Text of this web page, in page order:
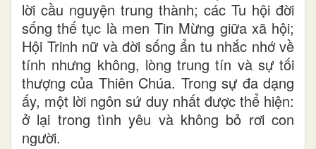
lời cầu nguyện trung thành; các Tu hội đời
sống thế tục là men Tin Mừng giữa xã hội;
Hội Trinh nữ và đời sống ẩn tu nhắc nhớ về
tính nhưng không, lòng trung tín và sự tối
thượng của Thiên Chúa. Trong sự đa dạng
ấy, một lời ngôn sứ duy nhất được thể hiện:
ở lại trong tình yêu và không bỏ rơi con
người.